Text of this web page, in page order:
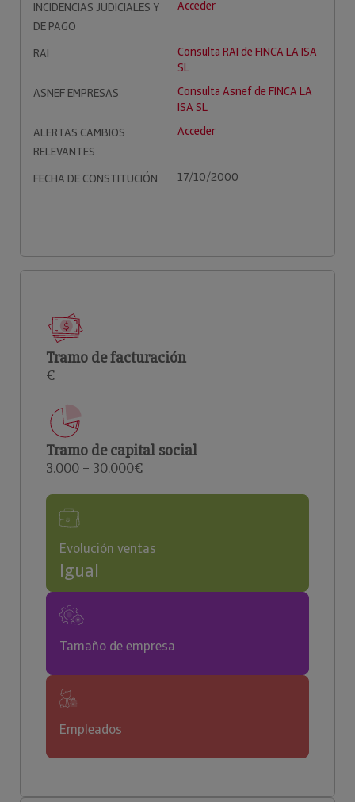
INCIDENCIAS JUDICIALES Y
DE PAGO
Acceder
RAI
Consulta RAI de FINCA LA ISA
SL
ASNEF EMPRESAS
Consulta Asnef de FINCA LA
ISA SL
ALERTAS CAMBIOS
RELEVANTES
Acceder
FECHA DE CONSTITUCIÓN 17/10/2000
Tramo de facturación
€
Tramo de capital social
3.000 – 30.000€
Evolución ventas
Igual
Tamaño de empresa
Empleados